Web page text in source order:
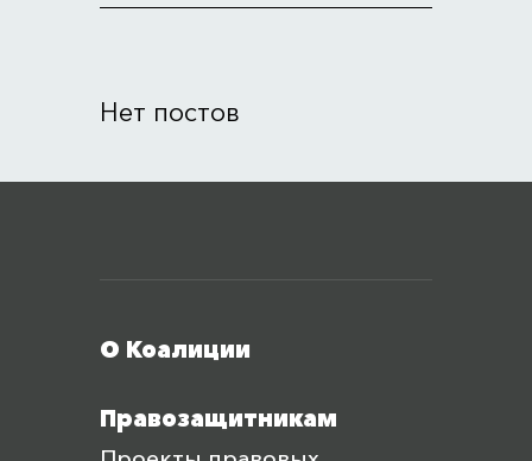
Нет постов
О Коалиции
Правозащитникам